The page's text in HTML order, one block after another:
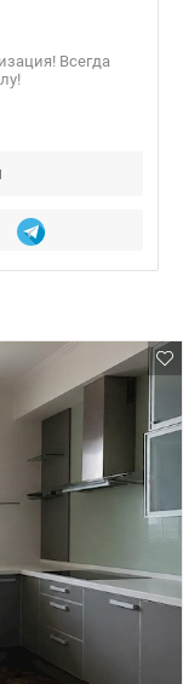
Всегда